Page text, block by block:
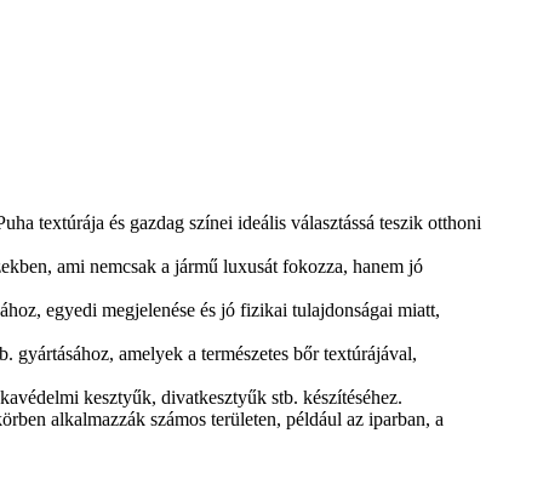
textúrája és gazdag színei ideális választássá teszik otthoni
ami nemcsak a jármű luxusát fokozza, hanem jó
egyedi megjelenése és jó fizikai tulajdonságai miatt,
amelyek a természetes bőr textúrájával,
kesztyűk, divatkesztyűk stb. készítéséhez.
alkalmazzák számos területen, például az iparban, a